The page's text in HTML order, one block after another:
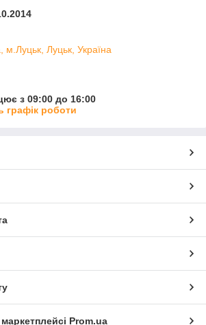
м.Луцьк, Луцьк, Україна
з 09:00 до 16:00
графік роботи
Prom.ua